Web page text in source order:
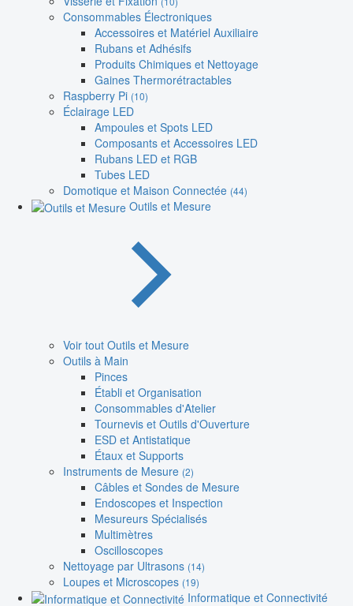
Consommables Électroniques
Accessoires et Matériel Auxiliaire
Rubans et Adhésifs
Produits Chimiques et Nettoyage
Gaines Thermorétractables
Raspberry Pi (10)
Éclairage LED
Ampoules et Spots LED
Composants et Accessoires LED
Rubans LED et RGB
Tubes LED
Domotique et Maison Connectée (44)
Outils et Mesure
Voir tout Outils et Mesure
Outils à Main
Pinces
Établi et Organisation
Consommables d'Atelier
Tournevis et Outils d'Ouverture
ESD et Antistatique
Étaux et Supports
Instruments de Mesure (2)
Câbles et Sondes de Mesure
Endoscopes et Inspection
Mesureurs Spécialisés
Multimètres
Oscilloscopes
Nettoyage par Ultrasons (14)
Loupes et Microscopes (19)
Informatique et Connectivité